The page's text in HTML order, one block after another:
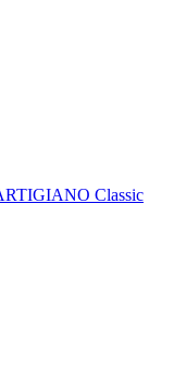
Classic